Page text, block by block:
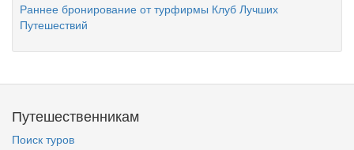
Раннее бронирование от турфирмы Клуб Лучших
Путешествий
Путешественникам
Поиск туров